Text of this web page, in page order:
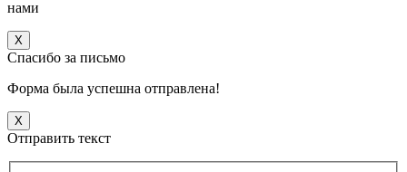
нами
X
Спасибо за письмо
Форма была успешна отправлена!
X
Отправить текст